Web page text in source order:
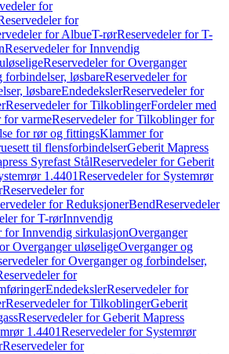
for
for
for AlbueT-rørReservedeler for T-
Reservedeler for Innvendig
Reservedeler for Overganger
forbindelser, løsbareReservedeler for
løsbareEndedekslerReservedeler for
Reservedeler for TilkoblingerFordeler med
varmeReservedeler for Tilkoblinger for
for rør og fittingsKlammer for
til flensforbindelserGeberit Mapress
Syrefast StålReservedeler for Geberit
1.4401Reservedeler for Systemrør
Reservedeler for
for ReduksjonerBendReservedeler
for T-rørInnvendig
for Innvendig sirkulasjonOverganger
Overganger uløseligeOverganger og
for Overganger og forbindelser,
for
EndedekslerReservedeler for
Reservedeler for TilkoblingerGeberit
Reservedeler for Geberit Mapress
1.4401Reservedeler for Systemrør
Reservedeler for